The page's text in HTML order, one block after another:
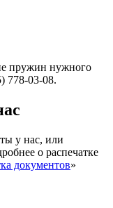
пружин нужного
778-03-08.
у нас, или
о распечатке
документов»